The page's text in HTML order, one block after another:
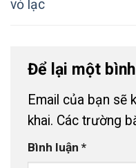
vỏ lạc
Để lại một
Email của bạn sẽ
khai. Các trường
Bình luận *